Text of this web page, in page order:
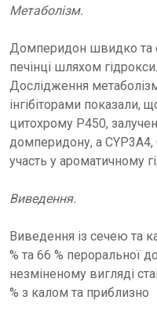
Метаболізм.
Домперидон швидко та
печінці шляхом
Дослідження
інгібіторами
цитохрому P450,
домперидону, а CYP3A4,
участь у ароматичному
Виведення.
Виведення із сечею та
% та 66 % пероральної
незміненому вигляді
% з калом та приблизно